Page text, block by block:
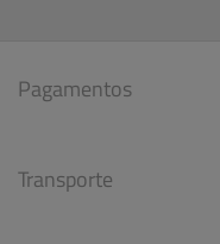
Pagamentos
Transporte